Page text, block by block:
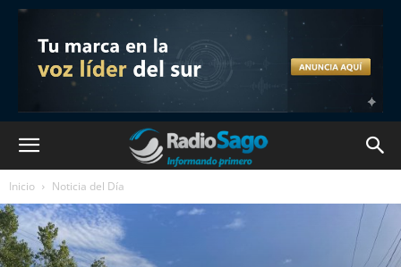
Inicio Noticia del Día